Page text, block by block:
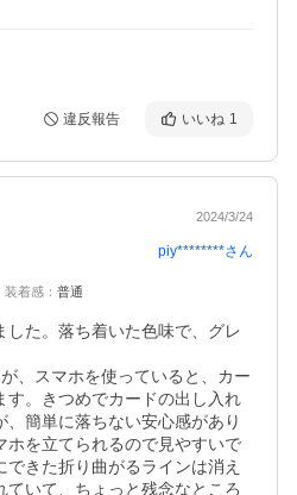
違反報告 いいね 1
2024/3/24
piy********さん
装着感 ： 普通
した。落ち着いた色味で、グレ
、スマホを使っていると、カー
す。きつめでカードの出し入れ
簡単に落ちない安心感があり
ホを立てられるので見やすいで
きた折り曲がるラインは消え
ていて、ちょっと残念なところ